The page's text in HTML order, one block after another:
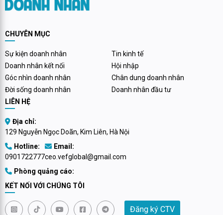
người yêu nghệ thuật.
CHUYÊN MỤC
Sự kiện doanh nhân
Tin kinh tế
Doanh nhân kết nối
Hội nhập
Góc nhìn doanh nhân
Chân dung doanh nhân
Đời sống doanh nhân
Doanh nhân đầu tư
LIÊN HỆ
Địa chỉ:
129 Nguyễn Ngọc Doãn, Kim Liên, Hà Nội
Hotline:
0901722777
Email:
ceo.vefglobal@gmail.com
Phòng quảng cáo:
KẾT NỐI VỚI CHÚNG TÔI
Đăng ký CTV